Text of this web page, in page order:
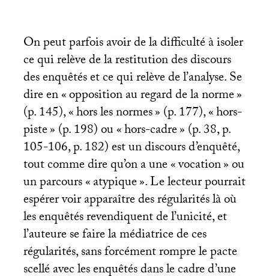
On peut parfois avoir de la difficulté à isoler
ce qui relève de la restitution des discours
des enquêtés et ce qui relève de l’analyse. Se
dire en «opposition au regard de la norme»
(p. 145), «hors les normes» (p. 177), «hors-
piste» (p. 198) ou «hors-cadre» (p. 38, p.
105-106, p. 182) est un discours d’enquêté,
tout comme dire qu’on a une «vocation» ou
un parcours «atypique». Le lecteur pourrait
espérer voir apparaître des régularités là où
les enquêtés revendiquent de l’unicité, et
l’auteure se faire la médiatrice de ces
régularités, sans forcément rompre le pacte
scellé avec les enquêtés dans le cadre d’une